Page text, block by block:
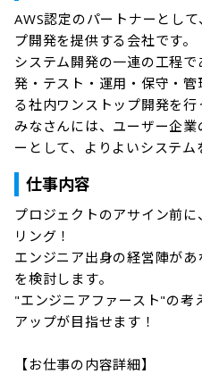
AWS認定のパートナーとし
プ開発を提供する会社です。
システム開発の一連の工程
発・テスト・運用・保守・
る社内ワンストップ開発を行
みなさんには、ユーザー企
ーとして、よりよいシステム
仕事内容
プロジェクトのアサイン前
リング！
エンジニア出身の経営陣が
を検討します。
"エンジニアファースト"の考
アップが目指せます！
【お仕事の内容詳細】